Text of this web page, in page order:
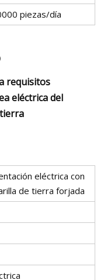
piezas/día
requisitos
eléctrica del
eléctrica con
de tierra forjada